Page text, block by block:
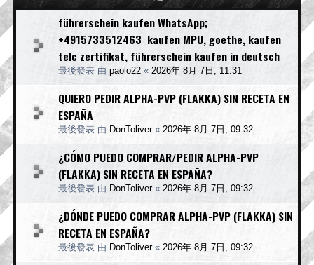
führerschein kaufen WhatsApp;
+4915733512463 kaufen MPU, goethe, kaufen
telc zertifikat, führerschein kaufen in deutsch
最後發表 由 paolo22 « 2026年 8月 7日, 11:31
QUIERO PEDIR ALPHA-PVP (FLAKKA) SIN RECETA EN
ESPAÑA
最後發表 由 DonToliver« 2026年 8月 7日, 09:32
¿CÓMO PUEDO COMPRAR/PEDIR ALPHA-PVP
(FLAKKA) SIN RECETA EN ESPAÑA?
最後發表 由 DonToliver« 2026年 8月 7日, 09:32
¿DÓNDE PUEDO COMPRAR ALPHA-PVP (FLAKKA) SIN
RECETA EN ESPAÑA?
最後發表 由 DonToliver« 2026年 8月 7日, 09:32